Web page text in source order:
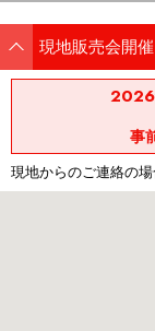
現地販売会開催
2026
事
現地からのご連絡の